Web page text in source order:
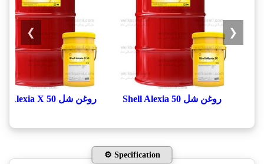
روغن شل Shell Alexia 50 روغن شل Shell Alexia X 50
❮
❯
⚙️ Specification